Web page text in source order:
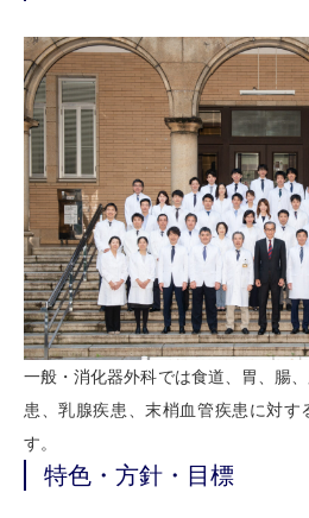
一般・消化器外科では食道、胃、腸
患、乳腺疾患、末梢血管疾患に対す
す。
特色・方針・目標